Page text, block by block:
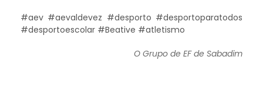
#aev #aevaldevez #desporto #desportoparatodos
#desportoescolar #Beative #atletismo
O Grupo de EF de Sabadim